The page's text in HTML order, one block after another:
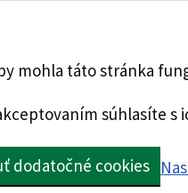
mohla táto stránka
súhlasíte s
dodatočné cookies